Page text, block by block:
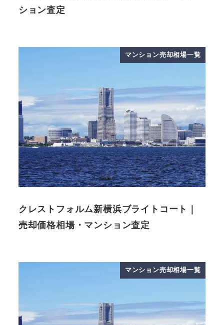
ション査定
マンション売却相場一覧
クレストフォルム新横浜ブライトコート｜
売却価格相場・マンション査定
マンション売却相場一覧